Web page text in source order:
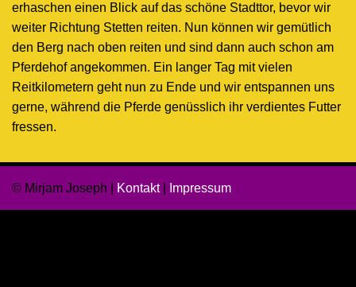
erhaschen einen Blick auf das schöne Stadttor, bevor wir
weiter Richtung Stetten reiten. Nun können wir gemütlich
den Berg nach oben reiten und sind dann auch schon am
Pferdehof angekommen. Ein langer Tag mit vielen
Reitkilometern geht nun zu Ende und wir entspannen uns
gerne, während die Pferde genüsslich ihr verdientes Futter
fressen.
© Mirjam Joseph | Kontakt| Impressum